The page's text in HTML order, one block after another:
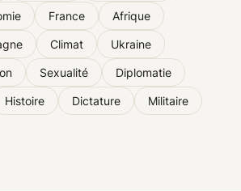
France Afrique
Climat Ukraine
Sexualité Diplomatie
Histoire Dictature Militaire